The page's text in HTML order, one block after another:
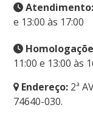
e 13:00 às 17:00
11:00 e 13:00 às
Endereço: 2ª
74640-030.